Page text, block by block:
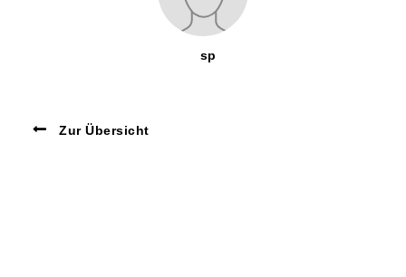
sp
Zur Übersicht